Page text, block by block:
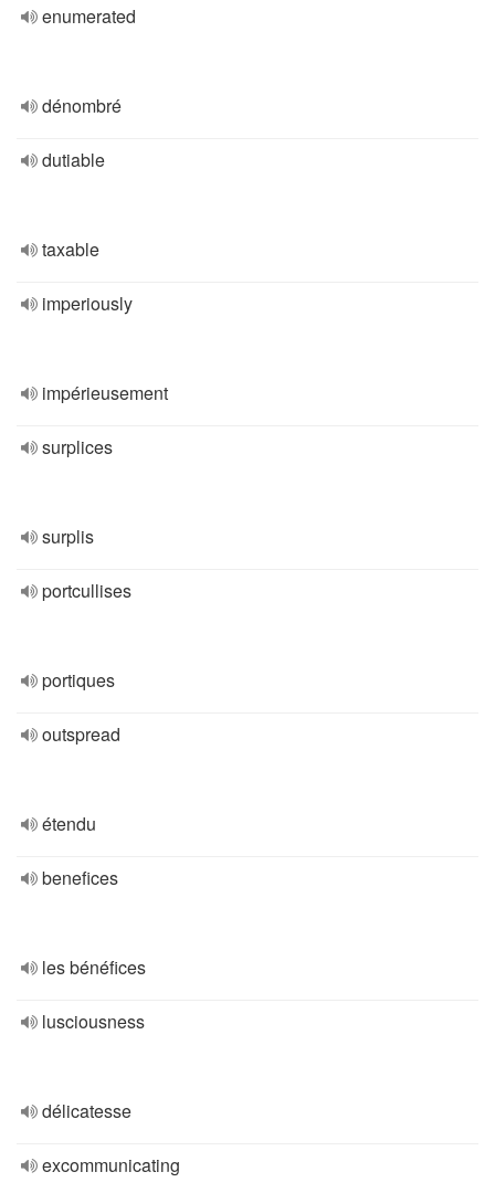
enumerated
dénombré
dutiable
taxable
imperiously
impérieusement
surplices
surplis
portcullises
portiques
outspread
étendu
benefices
les bénéfices
lusciousness
délicatesse
excommunicating